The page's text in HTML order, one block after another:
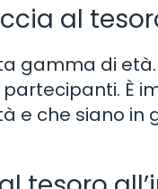
al
gamma di
È
e che siano in